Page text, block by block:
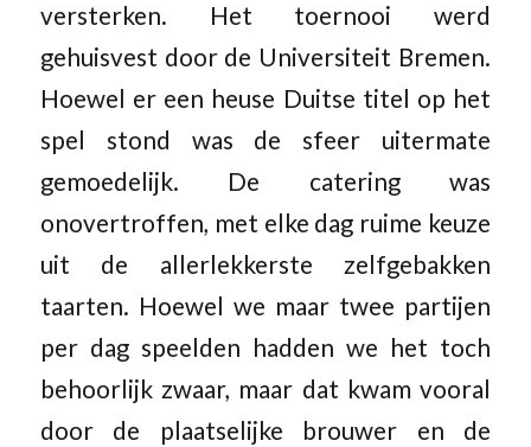
versterken. Het toernooi werd
gehuisvest door de Universiteit Bremen.
Hoewel er een heuse Duitse titel op het
spel stond was de sfeer uitermate
gemoedelijk. De catering was
onovertroffen, met elke dag ruime keuze
uit de allerlekkerste zelfgebakken
taarten. Hoewel we maar twee partijen
per dag speelden hadden we het toch
behoorlijk zwaar, maar dat kwam vooral
door de plaatselijke brouwer en de